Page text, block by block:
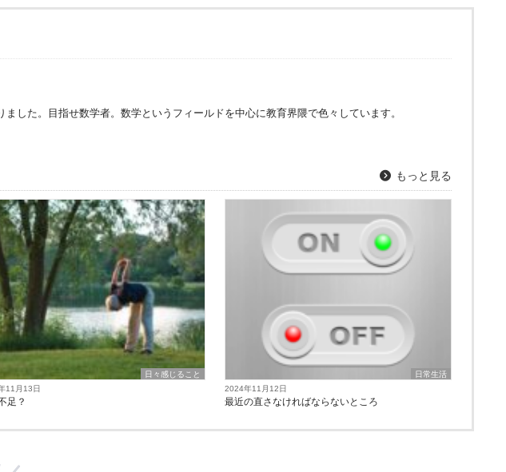
した。目指せ数学者。数学というフィールドを中心に教育界隈で色々しています。
もっと見る
日々感じること
11月13日
足？
日常生活
2024年11月12日
最近の直さなければならないところ